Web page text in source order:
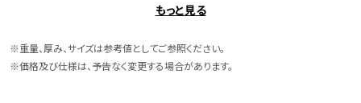
ケース素材 スーパーチタニウム
もっと見る
※重量、厚み、サイズは参考値としてご参照ください。
※価格及び仕様は、予告なく変更する場合があります。